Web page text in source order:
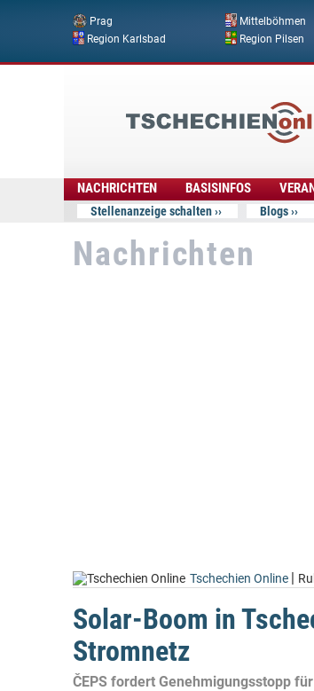
Prag Mittelböhmen
Region Karlsbad
Region Pilsen
Online
NACHRICHTEN BASISINFOS
Stellenanzeige schalten Blogs
Nachrichten
Tschechien Online |
Solar-Boom in
Stromnetz
ČEPS fordert Genehmigungsstopp